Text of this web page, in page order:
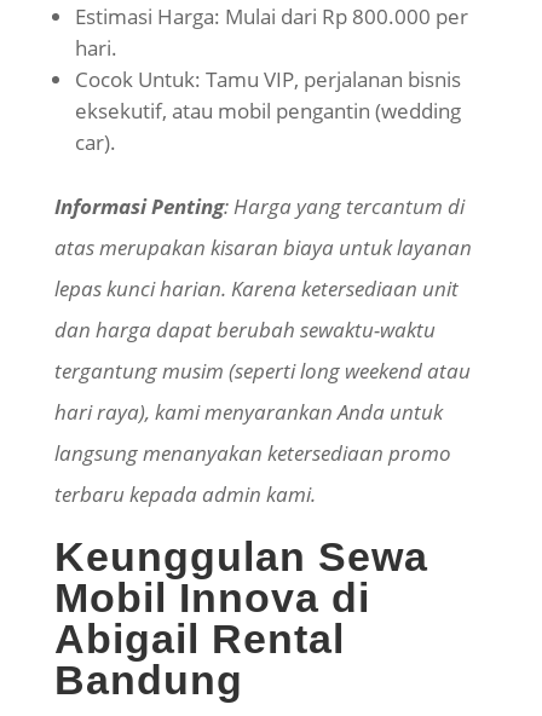
Estimasi Harga: Mulai dari Rp 800.000 per
hari.
Cocok Untuk: Tamu VIP, perjalanan bisnis
eksekutif, atau mobil pengantin (wedding
car).
Informasi Penting: Harga yang tercantum di
atas merupakan kisaran biaya untuk layanan
lepas kunci harian. Karena ketersediaan unit
dan harga dapat berubah sewaktu-waktu
tergantung musim (seperti long weekend atau
hari raya), kami menyarankan Anda untuk
langsung menanyakan ketersediaan promo
terbaru kepada admin kami.
Keunggulan Sewa
Mobil Innova di
Abigail Rental
Bandung